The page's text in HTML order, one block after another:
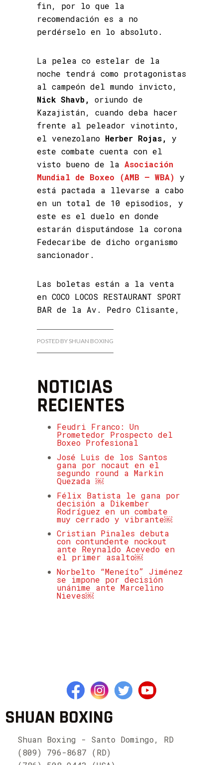
fin, por lo que la
recomendación es a no
perdérselo en lo absoluto.
La pelea co estelar de la
noche tendrá como protagonistas
al campeón del mundo invicto,
Nick Shavb,
oriundo de
Kazajistán, cuando deba hacer
frente al peleador vinotinto,
el venezolano Herber Rojas,
y
este combate cuenta con el
visto bueno de la Asociación
Mundial de Boxeo (AMB – WBA) y
está pactada a llevarse a cabo
en un total de 10 episodios, y
este es el duelo en donde
estarán disputándose la corona
Fedecaribe de dicho organismo
sancionador.
Las boletas están a la venta
en COCO LOCOS RESTAURANT SPORT
BAR de la Av. Pedro Clisante,
POSTED BY SHUAN BOXING
NOTICIAS
RECIENTES
Feudri Franco: Un
Prometedor Prospecto del
Boxeo Profesional
José Luis de los Santos
gana por nocaut en el
segundo round a Markin
Quezada ￼
Félix Batista le gana por
decisión a Dikember
Rodríguez en un combate
muy cerrado y vibrante￼
Cristian Pinales debuta
con contundente nockout
ante Reynaldo Acevedo en
el primer asalto￼
Norbelto “Meneíto” Jiménez
se impone por decisión
unánime ante Marcelino
Nieves￼
SHUAN BOXING
Shuan Boxing - Santo Domingo, RD
(809) 796-8687 (RD)